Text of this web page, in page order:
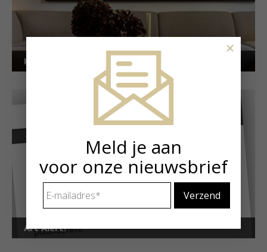
Kunstuitleen voor particulieren
Art Alert!
Meld je aan
voor onze nieuwsbrief
mailadres *
×